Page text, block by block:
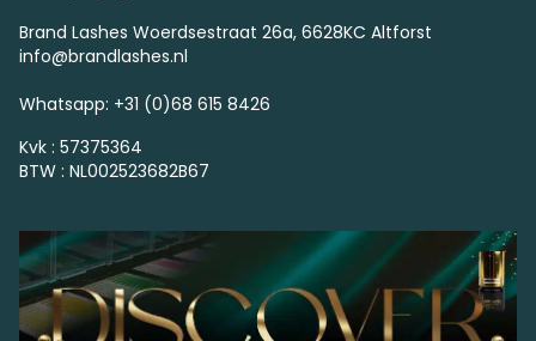
Brand Lashes Woerdsestraat 26a, 6628KC Altforst
info@brandlashes.nl
Whatsapp: +31 (0)68 615 8426
Kvk : 57375364
BTW : NL002523682B67